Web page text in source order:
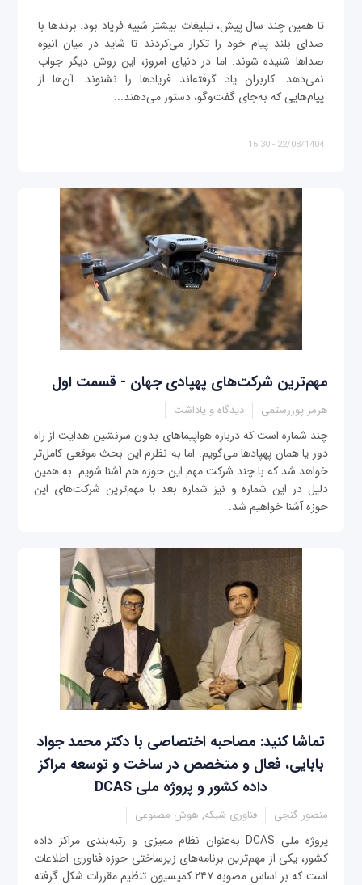
تا همین چند سال پیش، تبلیغات بیشتر شبیه فریاد بود. برندها با
صدای بلند پیام خود را تکرار می‌کردند تا شاید در میان انبوه
صداها شنیده شوند. اما در دنیای امروز، این روش دیگر جواب
نمی‌دهد. کاربران یاد گرفته‌اند فریادها را نشنوند. آن‌ها از
پیام‌هایی که به‌جای گفت‌وگو، دستور می‌دهند...
22/08/1404 - 16:30
مهم‌ترین شرکت‌های پهپادی جهان - قسمت اول
هرمز پوررستمی دیدگاه و یاداشت
چند شماره است که درباره هواپیماهای بدون سرنشین هدایت از راه
دور یا همان پهپادها می‌گویم. اما به نظرم این بحث موقعی کامل‌تر
خواهد شد که با چند شرکت مهم این حوزه هم آشنا شویم. به همین
دلیل در این شماره و نیز شماره بعد با مهم‌ترین شرکت‌های این
حوزه آشنا خواهیم شد.
تماشا کنید: مصاحبه اختصاصی با دکتر محمد جواد
بابایی، فعال و متخصص در ساخت و توسعه مراکز
داده کشور و پروژه ملی DCAS
منصور گنجی فناوری شبکه, هوش مصنوعی
پروژه ملی DCAS به‌عنوان نظام ممیزی و رتبه‌بندی مراکز داده
کشور، یکی از مهم‌ترین برنامه‌های زیرساختی حوزه فناوری اطلاعات
است که بر اساس مصوبه ۲۴۷ کمیسیون تنظیم مقررات شکل گرفته